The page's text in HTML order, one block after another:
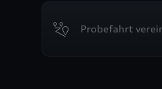
Probefahrt